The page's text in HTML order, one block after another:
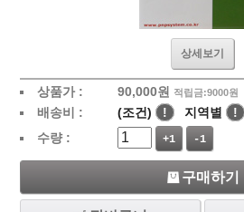
상세보기
상품가 : 90,000원 적립금:9000원
배송비 : (조건) ! 지역별
!
수량 :
+1 -1
구매하기